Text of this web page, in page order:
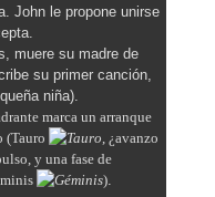
John le propone unirse
muere su madre de
su primer canción,
niña).
marca un arranque
(Tauro
, ¿avanzo
y una fase de
).